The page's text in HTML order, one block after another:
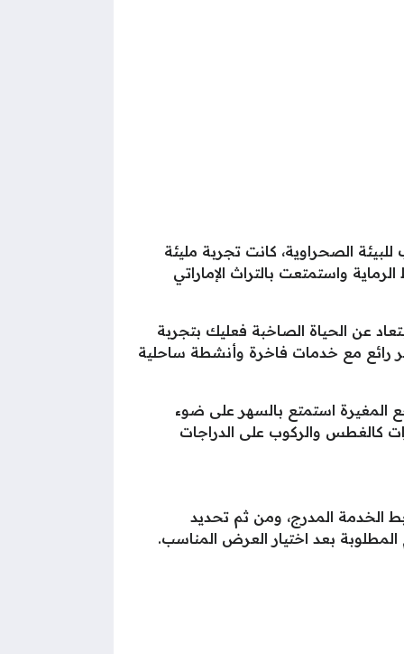
الصحراوية، كانت تجربة مليئة
واستمتعت بالتراث الإماراتي
عن الحياة الصاخبة فعليك بتجربة
رائع مع خدمات فاخرة وأنشطة ساحلية
المغيرة استمتع بالسهر على ضوء
كالغطس والركوب على الدراجات
الخدمة المدرج، ومن ثم تحديد
بعد اختيار العرض المناسب.